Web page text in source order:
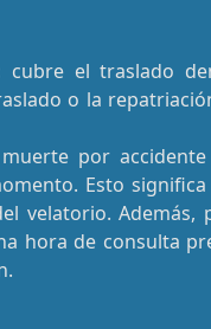
cubre el traslado
o la
por accidente
Esto
velatorio. Además,
hora de consulta